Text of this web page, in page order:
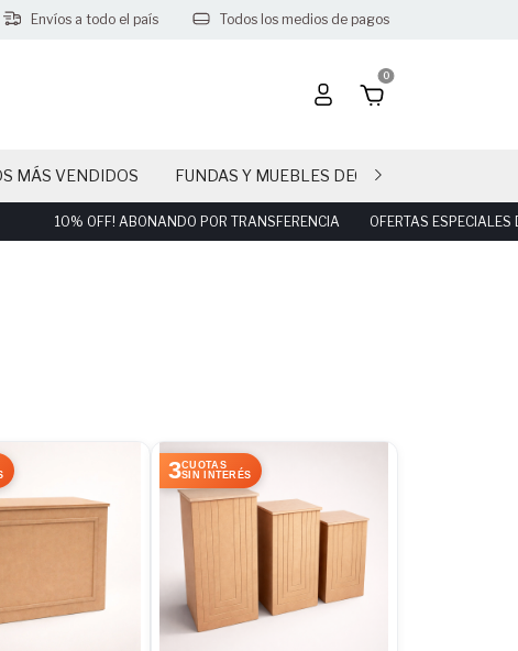
Envíos a todo el país Todos los medios de pagos
0
MÁS VENDIDOS FUNDAS Y MUEBLES DECO PARTY
ABONANDO POR TRANSFERENCIA OFERTAS ESPECIALES DIA DEL NIÑO
3CUOTAS
SIN INTERÉS